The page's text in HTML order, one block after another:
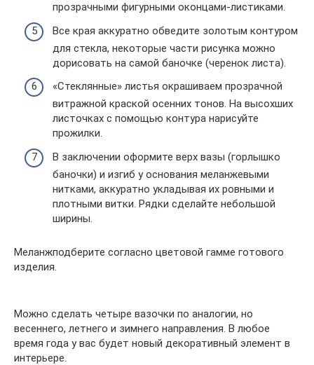
прозрачными фигурными оконцами-листиками.
Все края аккуратно обведите золотым контуром
для стекла, некоторые части рисунка можно
дорисовать на самой баночке (черенок листа).
«Стеклянные» листья окрашиваем прозрачной
витражной краской осенних тонов. На высохших
листочках с помощью контура нарисуйте
прожилки.
В заключении оформите верх вазы (горлышко
баночки) и изгиб у основания меланжевыми
нитками, аккуратно укладывая их ровными и
плотными витки. Рядки сделайте небольшой
ширины.
Меланжподберите согласно цветовой гамме готового
изделия.
Можно сделать четыре вазочки по аналогии, но
весеннего, летнего и зимнего направления. В любое
время года у вас будет новый декоративный элемент в
интерьере.